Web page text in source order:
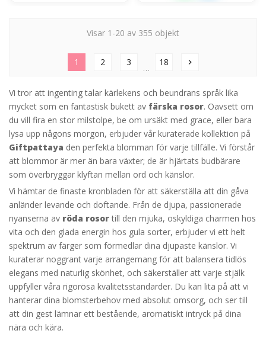
Visar 1-20 av 355 objekt
1 2 3
…
18 chevron_right
Vi tror att ingenting talar kärlekens och beundrans språk lika
mycket som en fantastisk bukett av färska rosor. Oavsett om
du vill fira en stor milstolpe, be om ursäkt med grace, eller bara
lysa upp någons morgon, erbjuder vår kuraterade kollektion på
Giftpattaya den perfekta blomman för varje tillfälle. Vi förstår
att blommor är mer än bara växter; de är hjärtats budbärare
som överbryggar klyftan mellan ord och känslor.
Vi hämtar de finaste kronbladen för att säkerställa att din gåva
anländer levande och doftande. Från de djupa, passionerade
nyanserna av röda rosortill den mjuka, oskyldiga charmen hos
vita och den glada energin hos gula sorter, erbjuder vi ett helt
spektrum av färger som förmedlar dina djupaste känslor. Vi
kuraterar noggrant varje arrangemang för att balansera tidlös
elegans med naturlig skönhet, och säkerställer att varje stjälk
uppfyller våra rigorösa kvalitetsstandarder. Du kan lita på att vi
hanterar dina blomsterbehov med absolut omsorg, och ser till
att din gest lämnar ett bestående, aromatiskt intryck på dina
nära och kära.